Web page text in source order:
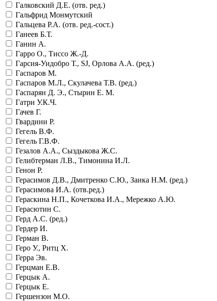
Галковский Д.Е. (отв. ред.)
Гальфрид Монмутский
Гальцева Р.А. (отв. ред.-сост.)
Ганеев Б.Т.
Ганин А.
Гарро О., Тиссо Ж.-Д.
Гарсия-Уидобро Т., SJ, Орлова А.А. (ред.)
Гаспаров М.
Гаспаров М.Л., Скулачева Т.В. (ред.)
Гаспарян Д. Э., Стырин Е. М.
Гатри У.К.Ч.
Гачев Г.
Гвардини Р.
Гегель В.Ф.
Гегель Г.В.Ф.
Гезалов А.А., Сыздыкова Ж.С.
Гелибтерман Л.В., Тимонина И.Л.
Генон Р.
Герасимов Д.В., Дмитренко С.Ю., Заика Н.М. (ред.)
Герасимова И.А. (отв.ред.)
Гераскина Н.П., Кочеткова И.А., Мережко А.Ю.
Герасютин С.
Герд А.С. (ред.)
Гердер И.
Герман В.
Геро У., Ритц Х.
Герра Эв.
Герцман Е.В.
Герцык А.
Герцык Е.
Гершензон М.О.